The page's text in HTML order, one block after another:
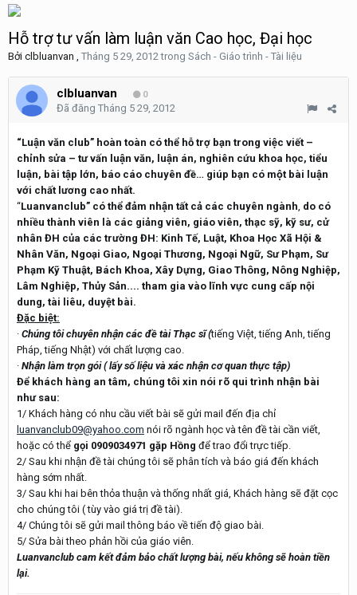
Hỗ trợ tư vấn làm luận văn Cao học, Đại học
Bởi clbluanvan , Tháng 5 29, 2012trong Sách - Giáo trình - Tài liệu
clbluanvan 0
Đã đăng Tháng 5 29, 2012
“Luận văn club” hoàn toàn có thể hỗ trợ bạn trong việc viết –
chỉnh sửa – tư vấn luận văn, luận án, nghiên cứu khoa học, tiểu
luận, bài tập lớn, báo cáo chuyên đề… giúp bạn có một bài luận
với chất lương cao nhất.
“Luanvanclub” có thể đảm nhận tất cả các chuyên ngành, do có
nhiều thành viên là các giảng viên, giáo viên, thạc sỹ, kỹ sư, cử
nhân ĐH của các trường ĐH: Kinh Tế, Luật, Khoa Học Xã Hội &
Nhân Văn, Ngoại Giao, Ngoại Thương, Ngoại Ngữ, Sư Phạm, Sư
Phạm Kỹ Thuật, Bách Khoa, Xây Dựng, Giao Thông, Nông Nghiệp,
Lâm Nghiệp, Thủy Sản.... tham gia vào lĩnh vực cung cấp nội
dung, tài liêu, duyệt bài.
Đặc biệt:
· Chúng tôi chuyên nhận các đề tài Thạc sĩ(tiếng Việt, tiếng Anh, tiếng
Pháp, tiếng Nhật) với chất lượng cao.
· Nhận làm trọn gói ( lấy số liệu và xác nhận cơ quan thực tập)
Để khách hàng an tâm, chúng tôi xin nói rõ qui trình nhận bài
như sau:
1/ Khách hàng có nhu cầu viết bài sẽ gửi mail đến địa chỉ
luanvanclub09@yahoo.com nói rõ ngành học và tên đề tài cần viết,
hoặc có thể gọi 0909034971 gặp Hồng để trao đổi trực tiếp.
2/ Sau khi nhận đề tài chúng tôi sẽ phân tích và báo giá đến khách
hàng sớm nhất.
3/ Sau khi hai bên thỏa thuận và thống nhất giá, Khách hàng sẽ đặt cọc
cho chúng tôi ( tùy vào giá trị đề tài).
4/ Chúng tôi sẽ gửi mail thông báo về tiến độ giao bài.
5/ Sửa bài theo phản hồi của giáo viên.
Luanvanclub cam kết đảm bảo chất lượng bài, nếu không sẽ hoàn tiền
lại.